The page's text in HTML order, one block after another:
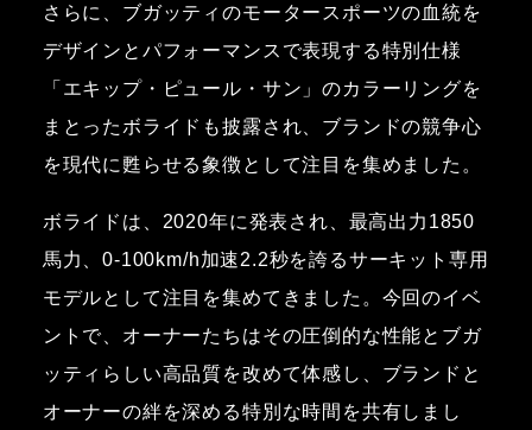
さらに、ブガッティのモータースポーツの血統を
デザインとパフォーマンスで表現する特別仕様
「エキップ・ピュール・サン」のカラーリングを
まとったボライドも披露され、ブランドの競争心
を現代に甦らせる象徴として注目を集めました。
ボライドは、2020年に発表され、最高出力1850
馬力、0-100km/h加速2.2秒を誇るサーキット専用
モデルとして注目を集めてきました。今回のイベ
ントで、オーナーたちはその圧倒的な性能とブガ
ッティらしい高品質を改めて体感し、ブランドと
オーナーの絆を深める特別な時間を共有しまし